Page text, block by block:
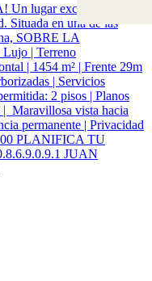
lugar exclusivo para
Situada en una de las
SOBRE LA
| Terreno
| 1454 m² | Frente 29m
| Servicios
2 pisos | Planos
| Maravillosa vista hacia
permanente | Privacidad
PLANIFICA TU
JUAN